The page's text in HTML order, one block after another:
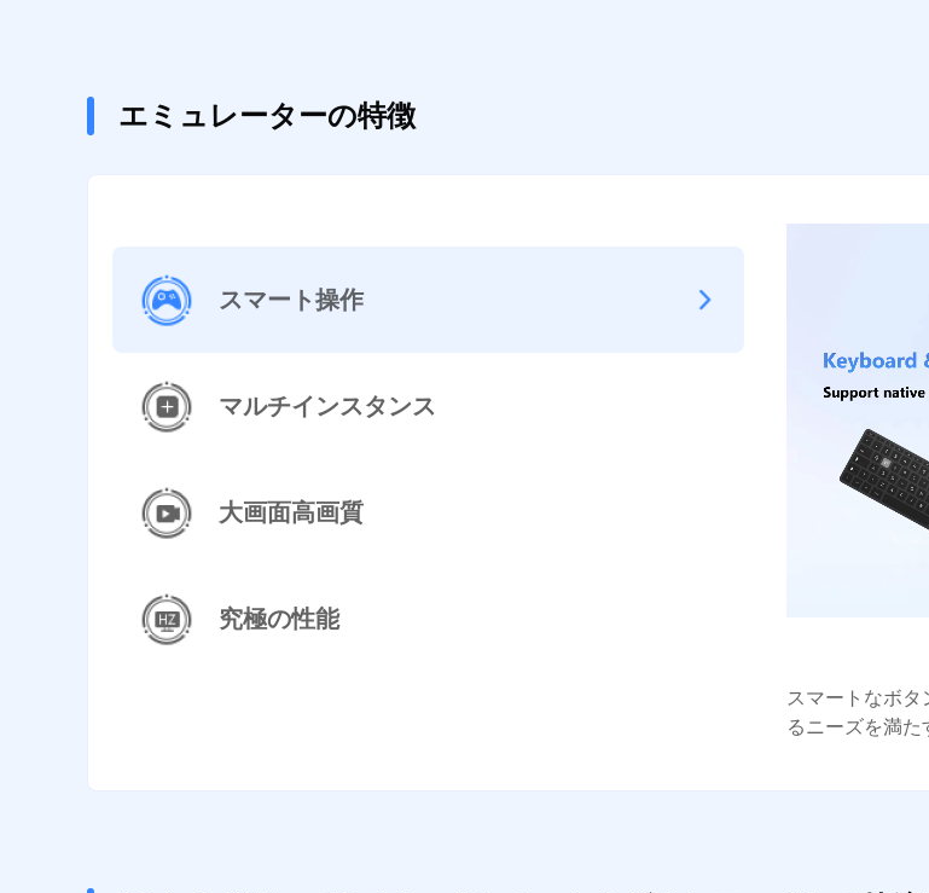
エミュレーターの特徴
スマート操作
マルチインスタンス
大画面高画質
究極の性能
スマートなボ
るニーズを満た